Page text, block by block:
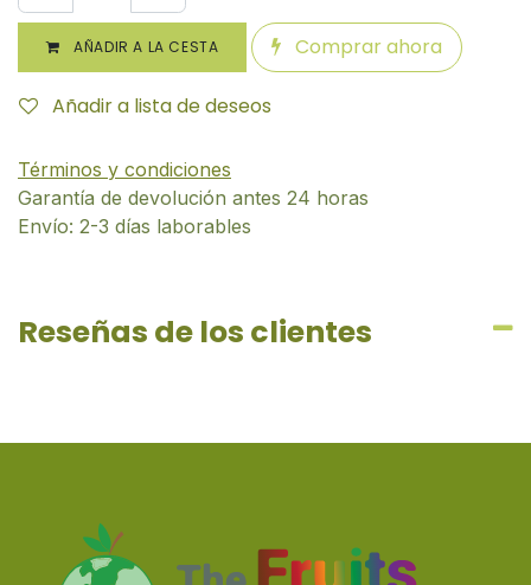
AÑADIR A LA CESTA Comprar ahora
Añadir a lista de deseos
Términos y condiciones
Garantía de devolución antes 24 horas
Envío: 2-3 días laborables
Reseñas de los clientes